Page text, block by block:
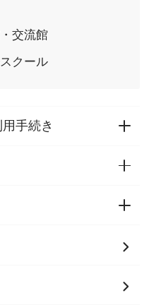
交流館
クール
手続き
用手続き
状況